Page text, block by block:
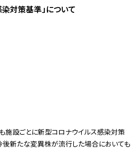
対策基準」について
施設ごとに新型コロナウイルス感染対策
後新たな変異株が流行した場合においても